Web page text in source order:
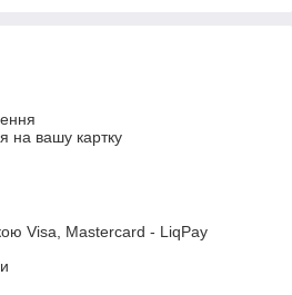
на вашу картку
Visa, Mastercard - LiqPay